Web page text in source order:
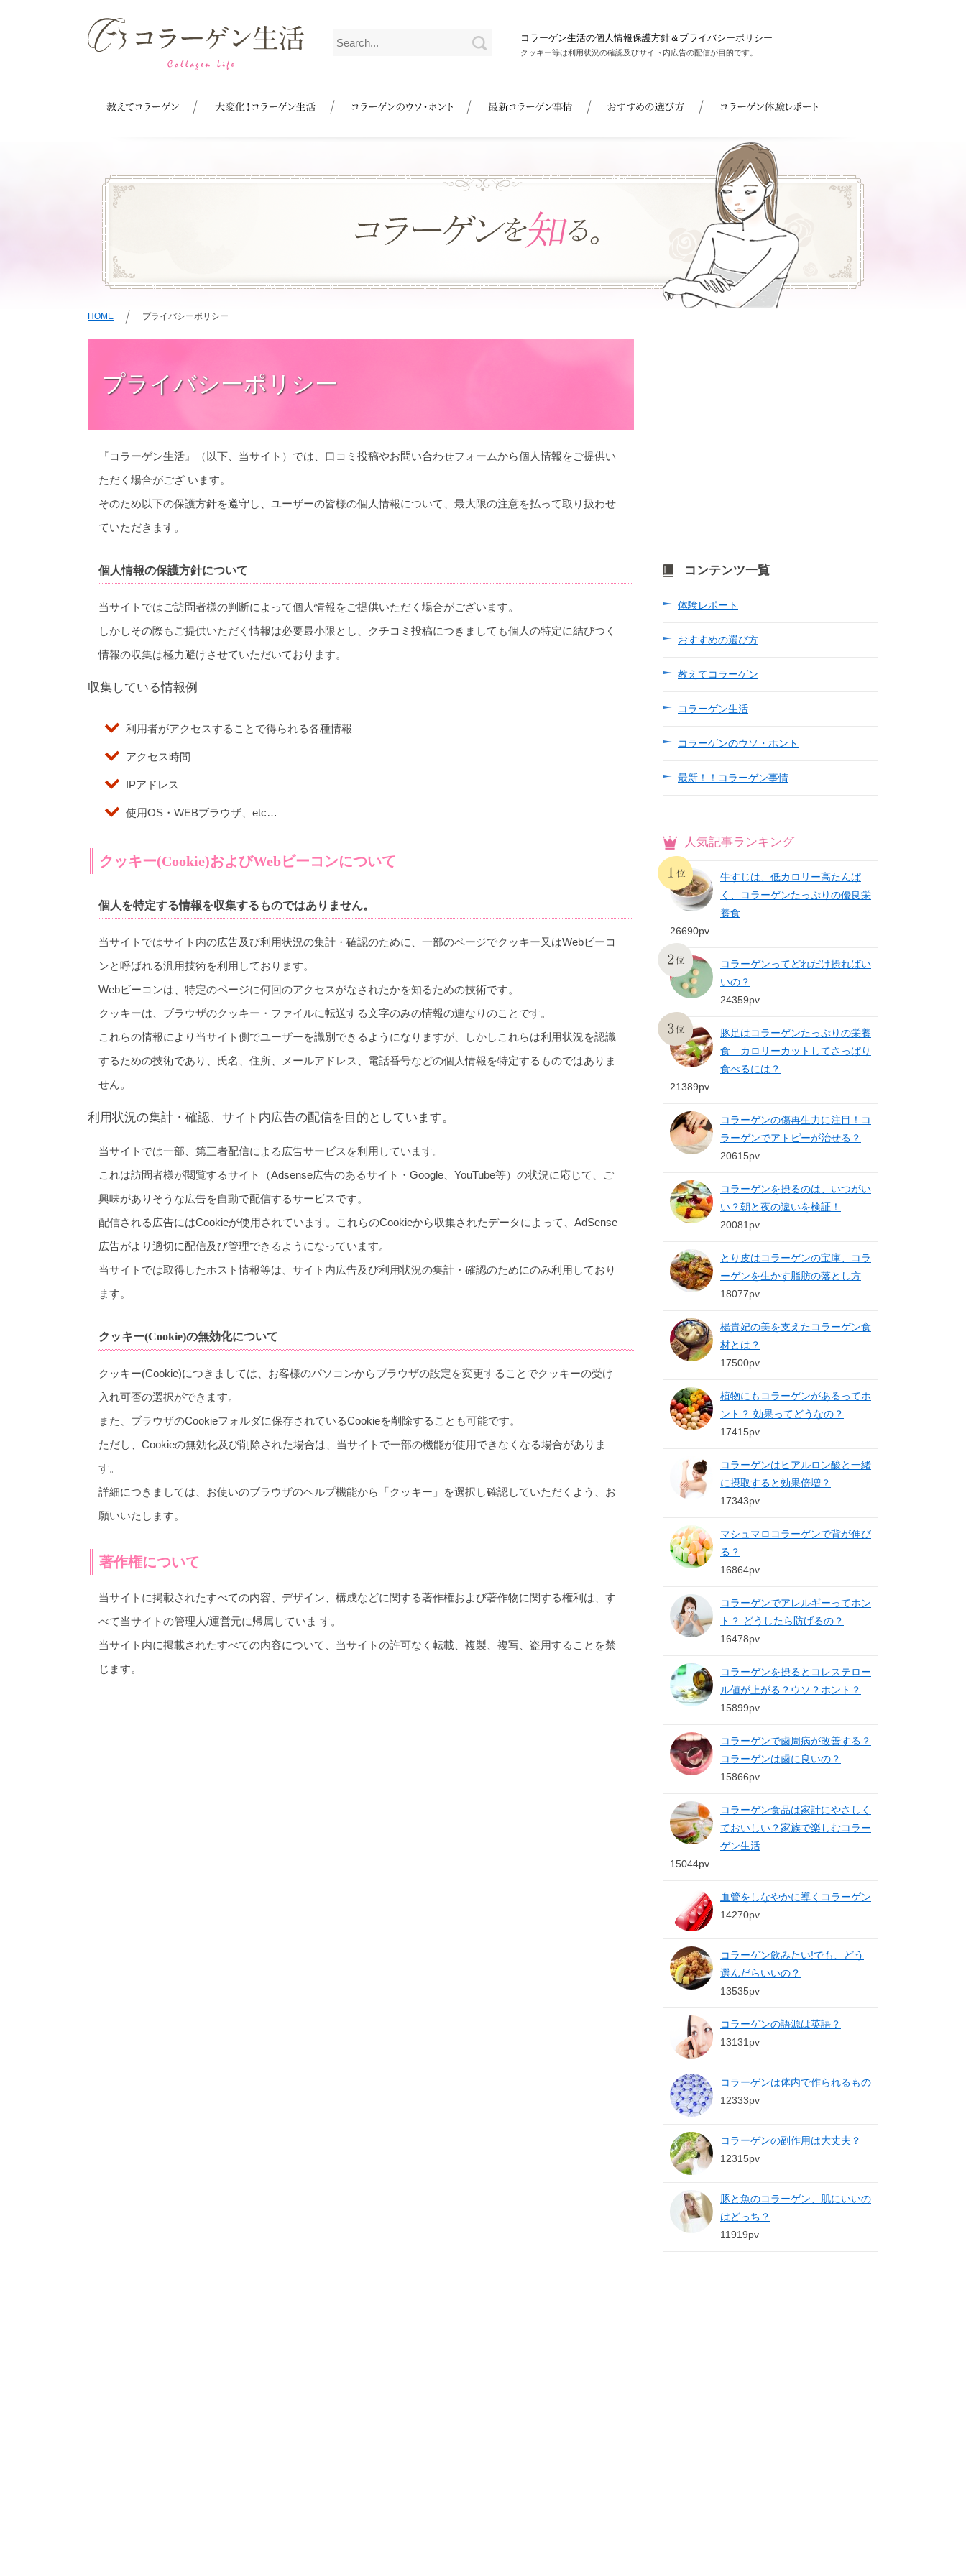
コラーゲン生活の個人情報保護方針＆プライバシーポリシー
クッキー等は利用状況の確認及びサイト内広告の配信が目的です。
HOME プライバシーポリシー
プライバシーポリシー
『コラーゲン生活』（以下、当サイト）では、口コミ投稿やお問い合わせフォームから個人情報をご提供い
ただく場合がござ います。
そのため以下の保護方針を遵守し、ユーザーの皆様の個人情報について、最大限の注意を払って取り扱わせ
ていただきます。
個人情報の保護方針について
当サイトではご訪問者様の判断によって個人情報をご提供いただく場合がございます。
しかしその際もご提供いただく情報は必要最小限とし、クチコミ投稿につきましても個人の特定に結びつく
情報の収集は極力避けさせていただいております。
収集している情報例
利用者がアクセスすることで得られる各種情報
アクセス時間
IPアドレス
使用OS・WEBブラウザ、etc…
クッキー(Cookie)およびWebビーコンについて
個人を特定する情報を収集するものではありません。
当サイトではサイト内の広告及び利用状況の集計・確認のために、一部のページでクッキー又はWebビーコ
ンと呼ばれる汎用技術を利用しております。
Webビーコンは、特定のページに何回のアクセスがなされたかを知るための技術です。
クッキーは、ブラウザのクッキー・ファイルに転送する文字のみの情報の連なりのことです。
これらの情報により当サイト側でユーザーを識別できるようになりますが、しかしこれらは利用状況を認識
するための技術であり、氏名、住所、メールアドレス、電話番号などの個人情報を特定するものではありま
せん。
利用状況の集計・確認、サイト内広告の配信を目的としています。
当サイトでは一部、第三者配信による広告サービスを利用しています。
これは訪問者様が閲覧するサイト（Adsense広告のあるサイト・Google、YouTube等）の状況に応じて、ご
興味がありそうな広告を自動で配信するサービスです。
配信される広告にはCookieが使用されています。これらのCookieから収集されたデータによって、AdSense
広告がより適切に配信及び管理できるようになっています。
当サイトでは取得したホスト情報等は、サイト内広告及び利用状況の集計・確認のためにのみ利用しており
ます。
クッキー(Cookie)の無効化について
クッキー(Cookie)につきましては、お客様のパソコンからブラウザの設定を変更することでクッキーの受け
入れ可否の選択ができます。
また、ブラウザのCookieフォルダに保存されているCookieを削除することも可能です。
ただし、Cookieの無効化及び削除された場合は、当サイトで一部の機能が使用できなくなる場合がありま
す。
詳細につきましては、お使いのブラウザのヘルプ機能から「クッキー」を選択し確認していただくよう、お
願いいたします。
著作権について
当サイトに掲載されたすべての内容、デザイン、構成などに関する著作権および著作物に関する権利は、す
べて当サイトの管理人/運営元に帰属していま す。
当サイト内に掲載されたすべての内容について、当サイトの許可なく転載、複製、複写、盗用することを禁
じます。
コンテンツ一覧
体験レポート
おすすめの選び方
教えてコラーゲン
コラーゲン生活
コラーゲンのウソ・ホント
最新！！コラーゲン事情
人気記事ランキング
牛すじは、低カロリー高たんぱ
く、コラーゲンたっぷりの優良栄
養食
26690pv
コラーゲンってどれだけ摂ればい
いの？
24359pv
豚足はコラーゲンたっぷりの栄養
食 カロリーカットしてさっぱり
食べるには？
21389pv
コラーゲンの傷再生力に注目！コ
ラーゲンでアトピーが治せる？
20615pv
コラーゲンを摂るのは、いつがい
い？朝と夜の違いを検証！
20081pv
とり皮はコラーゲンの宝庫、コラ
ーゲンを生かす脂肪の落とし方
18077pv
楊貴妃の美を支えたコラーゲン食
材とは？
17500pv
植物にもコラーゲンがあるってホ
ント？ 効果ってどうなの？
17415pv
コラーゲンはヒアルロン酸と一緒
に摂取すると効果倍増？
17343pv
マシュマロコラーゲンで背が伸び
る？
16864pv
コラーゲンでアレルギーってホン
ト？ どうしたら防げるの？
16478pv
コラーゲンを摂るとコレステロー
ル値が上がる？ウソ？ホント？
15899pv
コラーゲンで歯周病が改善する？
コラーゲンは歯に良いの？
15866pv
コラーゲン食品は家計にやさしく
ておいしい？家族で楽しむコラー
ゲン生活
15044pv
血管をしなやかに導くコラーゲン
14270pv
コラーゲン飲みたい!でも、どう
選んだらいいの？
13535pv
コラーゲンの語源は英語？
13131pv
コラーゲンは体内で作られるもの
12333pv
コラーゲンの副作用は大丈夫？
12315pv
豚と魚のコラーゲン、肌にいいの
はどっち？
11919pv